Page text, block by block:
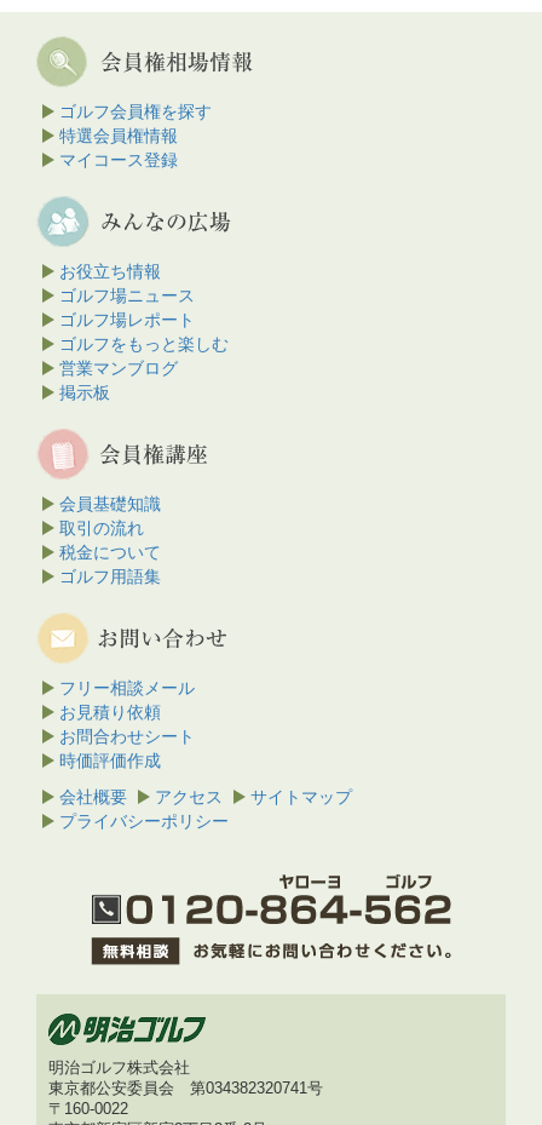
ゴルフ会員権を探す
特選会員権情報
マイコース登録
お役立ち情報
ゴルフ場ニュース
ゴルフ場レポート
ゴルフをもっと楽しむ
営業マンブログ
掲示板
会員基礎知識
取引の流れ
税金について
ゴルフ用語集
フリー相談メール
お見積り依頼
お問合わせシート
時価評価作成
会社概要
アクセス
サイトマップ
プライバシーポリシー
明治ゴルフ株式会社
東京都公安委員会 第034382320741号
〒160-0022